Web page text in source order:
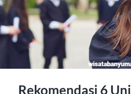
Rekomendasi 6